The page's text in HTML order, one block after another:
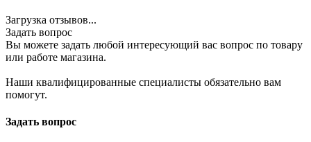
Загрузка отзывов...
Задать вопрос
Вы можете задать любой интересующий вас вопрос по товару
или работе магазина.
Наши квалифицированные специалисты обязательно вам
помогут.
Задать вопрос